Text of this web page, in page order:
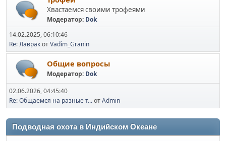
Хвастаемся своими трофеями
Модератор: Dok
14.02.2025, 06:10:46
Re: ЛавракотVadim_Granin
Общие вопросы
Модератор: Dok
02.06.2026, 04:45:40
Re: Общаемся на разные т...отAdmin
Подводная охота в Индийском Океане